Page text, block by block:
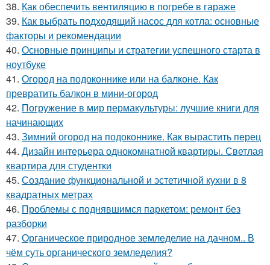
38. Как обеспечить вентиляцию в погребе в гараже
39. Как выбрать подходящий насос для котла: основные
факторы и рекомендации
40. Основные принципы и стратегии успешного старта в
ноутбуке
41. Огород на подоконнике или на балконе. Как
превратить балкон в мини-огород
42. Погружение в мир пермакультуры: лучшие книги для
начинающих
43. Зимний огород на подоконнике. Как вырастить перец
44. Дизайн интерьера однокомнатной квартиры. Светлая
квартира для студентки
45. Создание функциональной и эстетичной кухни в 8
квадратных метрах
46. Проблемы с поднявшимся паркетом: ремонт без
разборки
47. Органическое природное земледелие на дачном.. В
чём суть органического земледелия?